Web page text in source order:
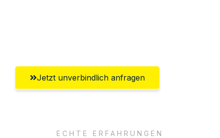
Jetzt unverbindlich anfragen
ECHTE ERFAHRUNGEN